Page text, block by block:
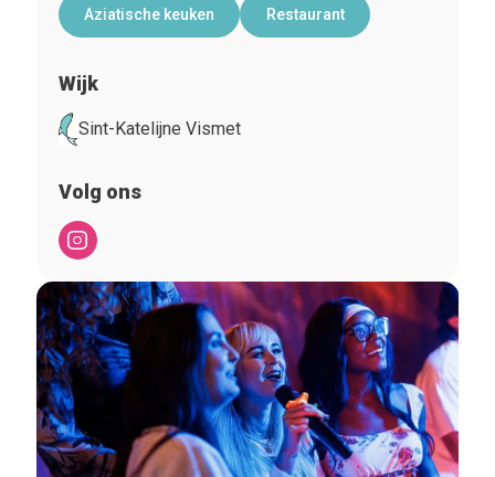
Aziatische keuken Restaurant
Wijk
Sint-Katelijne Vismet
Volg ons